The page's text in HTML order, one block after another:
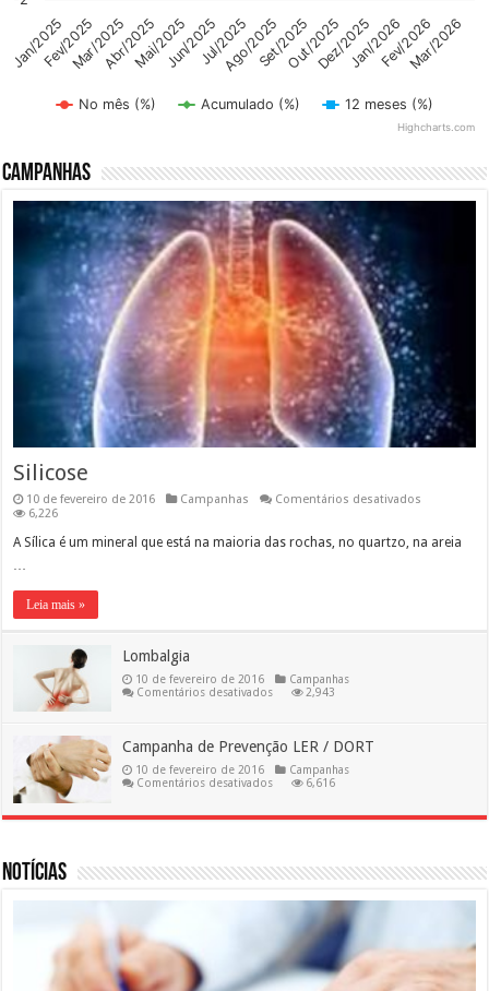
No mês (%) Acumulado (%) 12 meses (%)
Jan/2025Fev/2025Mar/2025Abr/2025Mai/2025Jun/2025Jul/2025Ago/2025Set/2025Out/2025Dez/2025Jan/2026Fev/2026Mar/2026
Highcharts.com
Campanhas
Silicose
10 de fevereiro de 2016 Campanhas Comentários desativados
6,226
A Sílica é um mineral que está na maioria das rochas, no quartzo, na areia
…
Leia mais »
Lombalgia
10 de fevereiro de 2016
Campanhas
Comentários desativadosem
2,943
Campanha de Prevenção LER / DORT
10 de fevereiro de 2016
Campanhas
Comentários desativadosem
Prevenção
6,616
Notícias